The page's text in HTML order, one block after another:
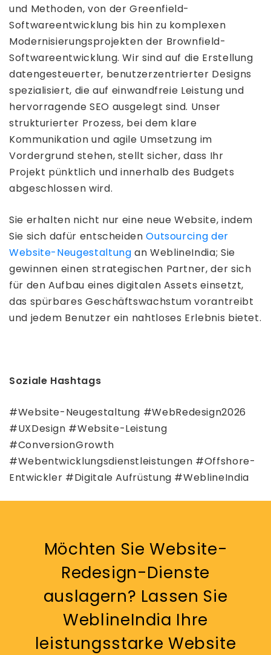
und Methoden, von der Greenfield-
Softwareentwicklung bis hin zu komplexen
Modernisierungsprojekten der Brownfield-
Softwareentwicklung. Wir sind auf die Erstellung
datengesteuerter, benutzerzentrierter Designs
spezialisiert, die auf einwandfreie Leistung und
hervorragende SEO ausgelegt sind. Unser
strukturierter Prozess, bei dem klare
Kommunikation und agile Umsetzung im
Vordergrund stehen, stellt sicher, dass Ihr
Projekt pünktlich und innerhalb des Budgets
abgeschlossen wird.
Sie erhalten nicht nur eine neue Website, indem
Sie sich dafür entscheidenOutsourcing der
Website-Neugestaltung an WeblineIndia; Sie
gewinnen einen strategischen Partner, der sich
für den Aufbau eines digitalen Assets einsetzt,
das spürbares Geschäftswachstum vorantreibt
und jedem Benutzer ein nahtloses Erlebnis bietet.
Soziale Hashtags
#Website-Neugestaltung #WebRedesign2026
#UXDesign #Website-Leistung
#ConversionGrowth
#Webentwicklungsdienstleistungen #Offshore-
Entwickler #Digitale Aufrüstung #WeblineIndia
Möchten Sie Website-
Redesign-Dienste
auslagern? Lassen Sie
WeblineIndia Ihre
leistungsstarke Website